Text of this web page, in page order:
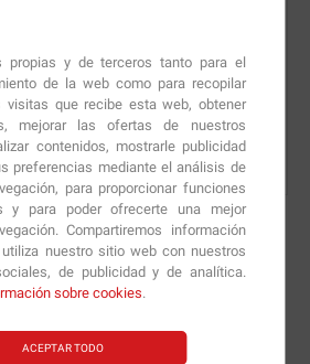
propias y de terceros tanto para el
de la web como para recopilar
visitas que recibe esta web, obtener
mejorar las ofertas de nuestros
contenidos, mostrarle publicidad
preferencias mediante el análisis de
para proporcionar funciones
y para poder ofrecerte una mejor
Compartiremos información
nuestro sitio web con nuestros
de publicidad y de analítica.
sobre cookies.
ACEPTAR TODO
y
de